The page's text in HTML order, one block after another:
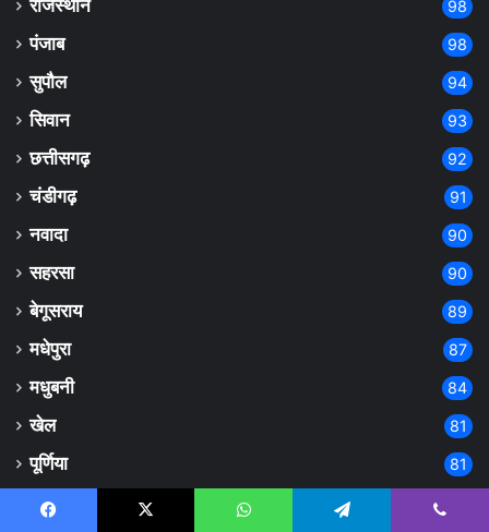
राजस्थान 98
पंजाब 98
सुपौल 94
सिवान 93
छत्तीसगढ़ 92
चंडीगढ़ 91
नवादा 90
सहरसा 90
बेगूसराय 89
मधेपुरा 87
मधुबनी 84
खेल 81
पूर्णिया 81
शिवहर